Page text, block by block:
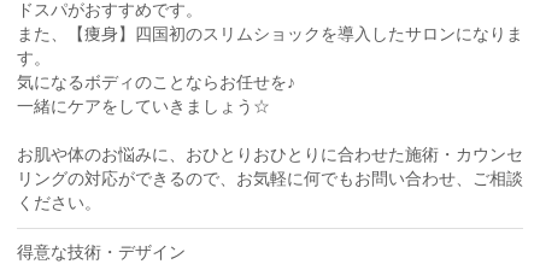
ドスパがおすすめです。
また、【痩身】四国初のスリムショックを導入したサロンになりま
す。
気になるボディのことならお任せを♪
一緒にケアをしていきましょう☆
お肌や体のお悩みに、おひとりおひとりに合わせた施術・カウンセ
リングの対応ができるので、お気軽に何でもお問い合わせ、ご相談
ください。
得意な技術・デザイン